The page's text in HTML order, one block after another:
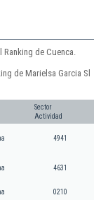
Ranking de Cuenca.
de Marielsa Garcia Sl
Sector
Actividad
4941
4631
0210